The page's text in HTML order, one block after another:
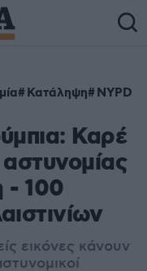
Κατάληψη NYPD
Καρέ
- 100
εικόνες κάνουν